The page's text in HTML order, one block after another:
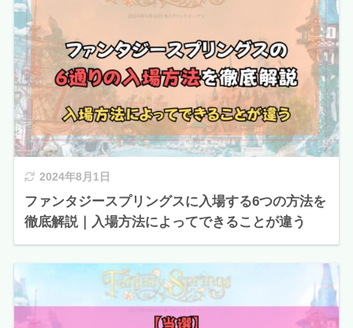
2024年8月1日
ファンタジースプリングスに入場する6つの方法を
徹底解説｜入場方法によってできることが違う